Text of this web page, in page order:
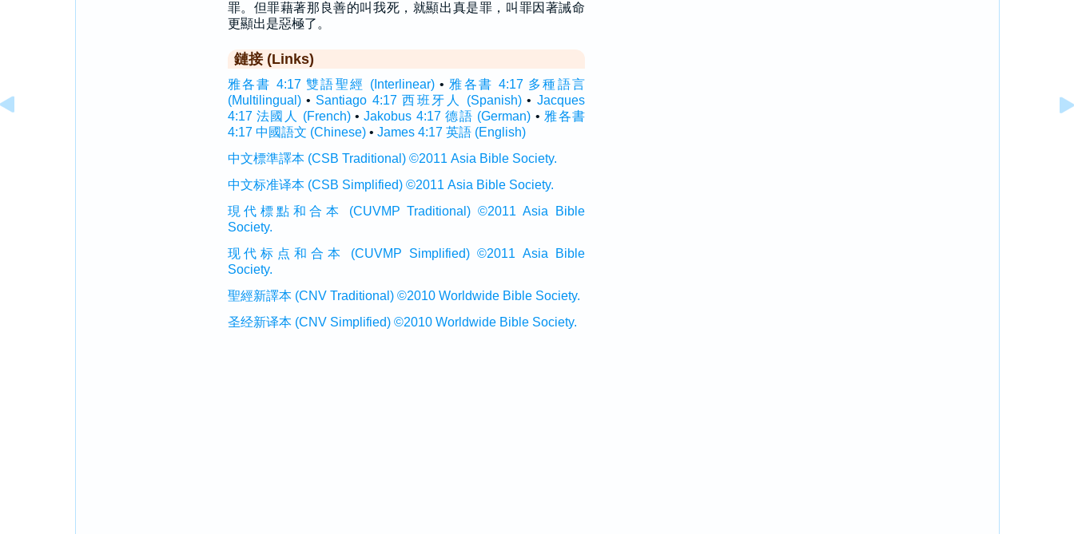
罪。但罪藉著那良善的叫我死，就顯出真是罪，叫罪因著誡命
更顯出是惡極了。
鏈接 (Links)
雅各書 4:17 雙語聖經 (Interlinear)• 雅各書 4:17 多種語言
(Multilingual)• Santiago 4:17 西班牙人 (Spanish)• Jacques
4:17 法國人 (French)•Jakobus 4:17 德語 (German) • 雅各書
4:17 中國語文 (Chinese)• James 4:17 英語 (English)
中文標準譯本 (CSB Traditional) ©2011 Asia Bible Society.
中文标准译本 (CSB Simplified) ©2011 Asia Bible Society.
現代標點和合本 (CUVMP Traditional) ©2011 Asia Bible
Society.
现代标点和合本 (CUVMP Simplified) ©2011 Asia Bible
Society.
聖經新譯本 (CNV Traditional) ©2010 Worldwide Bible Society.
圣经新译本 (CNV Simplified) ©2010 Worldwide Bible Society.